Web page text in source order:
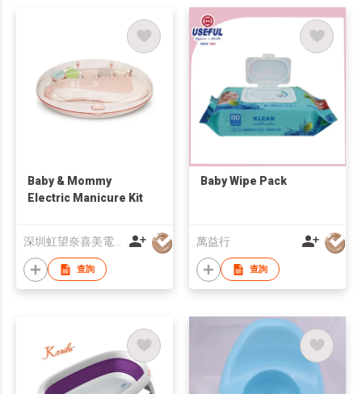
Baby & Mommy
Electric Manicure Kit
查詢
Baby Wipe Pack
萬益行
查詢